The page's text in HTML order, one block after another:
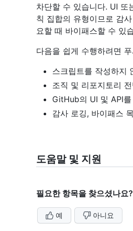
차단할 수 있습니다. UI 또
칙 집합의 유형이므로 감
요할 때 바이패스할 수 있
다음을 쉽게 수행하려면
스크립트를 작성하지
조직 및 리포지토리
GitHub의 UI 및 API
감사 로깅, 바이패스
도움말 및 지원
필요한 항목을 찾으셨나요?
예 아니요